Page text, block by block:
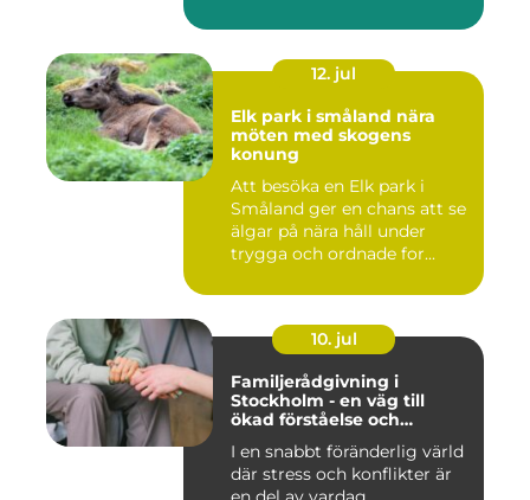
12. jul
Elk park i småland nära
möten med skogens
konung
Att besöka en Elk park i
Småland ger en chans att se
älgar på nära håll under
trygga och ordnade for...
10. jul
Familjerådgivning i
Stockholm - en väg till
ökad förståelse och
I en snabbt föränderlig värld
där stress och konflikter är